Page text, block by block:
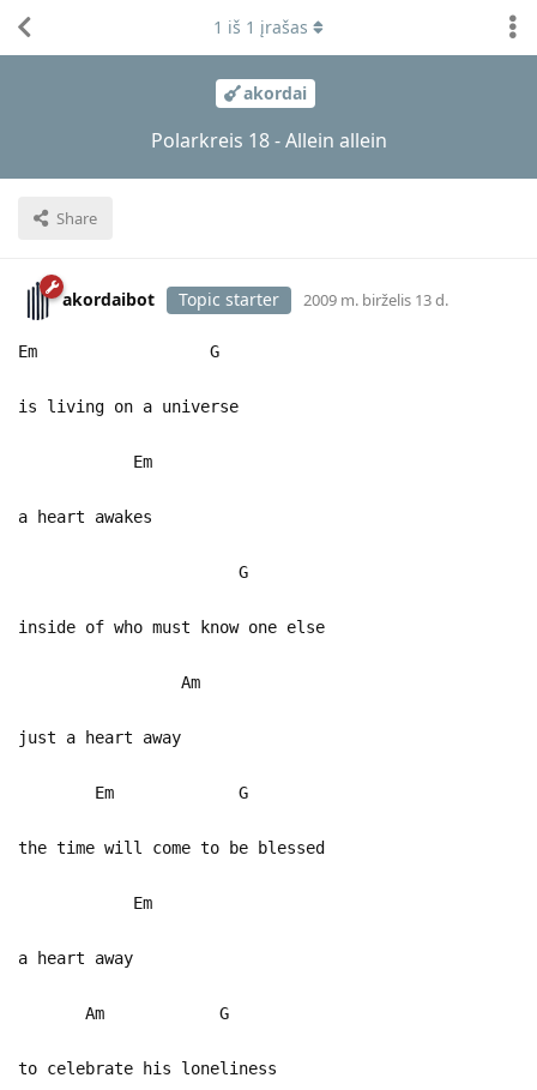
akordai
Polarkreis 18 - Allein allein
Share
1 iš 1 įrašas
akordaibot Topic starter 2009 m. birželis 13 d.
Em G
is living on a universe
Em
a heart awakes
G
inside of who must know one else
Am
just a heart away
Em G
the time will come to be blessed
Em
a heart away
Am G
to celebrate his loneliness